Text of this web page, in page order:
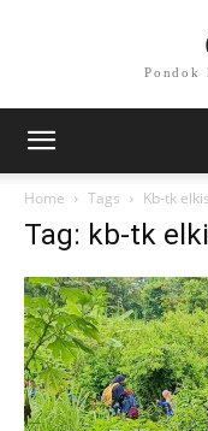
Pondok
Home Tags Kb-tk
Tag: kb-tk